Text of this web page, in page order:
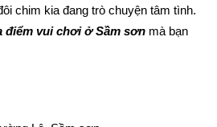
chim kia đang trò chuyện tâm tình.
điểm vui chơi ở Sầm sơn mà bạn